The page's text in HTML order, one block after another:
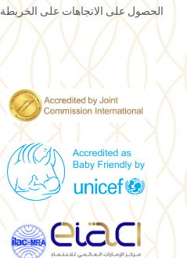
الحصول على الاتجاهات على الخريطة